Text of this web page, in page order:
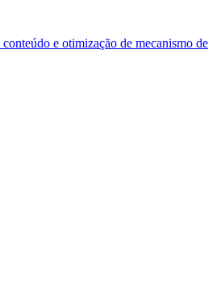
e otimização de mecanismo de